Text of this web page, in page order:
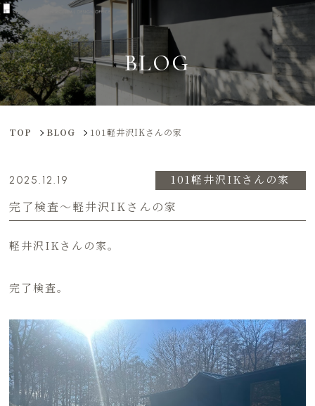
BLOG
TOP BLOG 101軽井沢IKさんの家
2025.12.19 101軽井沢IKさんの家
完了検査〜軽井沢IKさんの家
軽井沢IKさんの家。
完了検査。